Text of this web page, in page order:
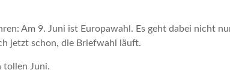
Am 9. Juni ist Europawahl. Es geht dabei nicht
jetzt schon, die Briefwahl läuft.
tollen Juni.